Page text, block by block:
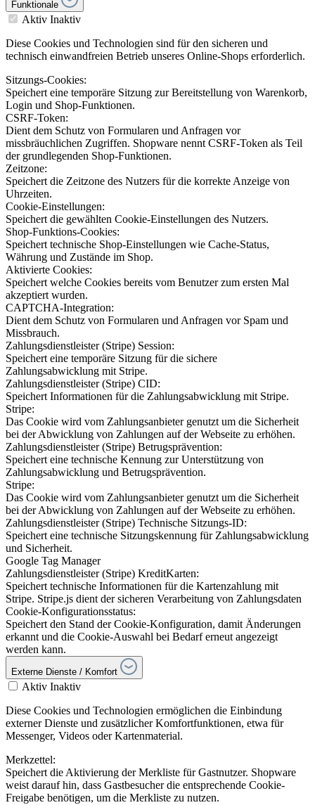
Funktionale
Aktiv Inaktiv
Diese Cookies und Technologien sind für den sicheren und
technisch einwandfreien Betrieb unseres Online-Shops erforderlich.
Sitzungs-Cookies:
Speichert eine temporäre Sitzung zur Bereitstellung von Warenkorb,
Login und Shop-Funktionen.
CSRF-Token:
Dient dem Schutz von Formularen und Anfragen vor
missbräuchlichen Zugriffen. Shopware nennt CSRF-Token als Teil
der grundlegenden Shop-Funktionen.
Zeitzone:
Speichert die Zeitzone des Nutzers für die korrekte Anzeige von
Uhrzeiten.
Cookie-Einstellungen:
Speichert die gewählten Cookie-Einstellungen des Nutzers.
Shop-Funktions-Cookies:
Speichert technische Shop-Einstellungen wie Cache-Status,
Währung und Zustände im Shop.
Aktivierte Cookies:
Speichert welche Cookies bereits vom Benutzer zum ersten Mal
akzeptiert wurden.
CAPTCHA-Integration:
Dient dem Schutz von Formularen und Anfragen vor Spam und
Missbrauch.
Zahlungsdienstleister (Stripe) Session:
Speichert eine temporäre Sitzung für die sichere
Zahlungsabwicklung mit Stripe.
Zahlungsdienstleister (Stripe) CID:
Speichert Informationen für die Zahlungsabwicklung mit Stripe.
Stripe:
Das Cookie wird vom Zahlungsanbieter genutzt um die Sicherheit
bei der Abwicklung von Zahlungen auf der Webseite zu erhöhen.
Zahlungsdienstleister (Stripe) Betrugsprävention:
Speichert eine technische Kennung zur Unterstützung von
Zahlungsabwicklung und Betrugsprävention.
Stripe:
Das Cookie wird vom Zahlungsanbieter genutzt um die Sicherheit
bei der Abwicklung von Zahlungen auf der Webseite zu erhöhen.
Zahlungsdienstleister (Stripe) Technische Sitzungs-ID:
Speichert eine technische Sitzungskennung für Zahlungsabwicklung
und Sicherheit.
Google Tag Manager
Zahlungsdienstleister (Stripe) KreditKarten:
Speichert technische Informationen für die Kartenzahlung mit
Stripe. Stripe.js dient der sicheren Verarbeitung von Zahlungsdaten
Cookie-Konfigurationsstatus:
Speichert den Stand der Cookie-Konfiguration, damit Änderungen
erkannt und die Cookie-Auswahl bei Bedarf erneut angezeigt
werden kann.
Externe Dienste / Komfort
Aktiv Inaktiv
Diese Cookies und Technologien ermöglichen die Einbindung
externer Dienste und zusätzlicher Komfortfunktionen, etwa für
Messenger, Videos oder Kartenmaterial.
Merkzettel:
Speichert die Aktivierung der Merkliste für Gastnutzer. Shopware
weist darauf hin, dass Gastbesucher die entsprechende Cookie-
Freigabe benötigen, um die Merkliste zu nutzen.